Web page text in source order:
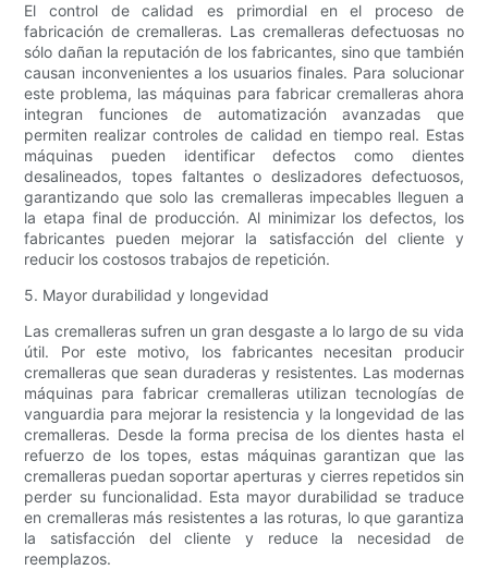
El control de calidad es primordial en el proceso de
fabricación de cremalleras. Las cremalleras defectuosas no
sólo dañan la reputación de los fabricantes, sino que también
causan inconvenientes a los usuarios finales. Para solucionar
este problema, las máquinas para fabricar cremalleras ahora
integran funciones de automatización avanzadas que
permiten realizar controles de calidad en tiempo real. Estas
máquinas pueden identificar defectos como dientes
desalineados, topes faltantes o deslizadores defectuosos,
garantizando que solo las cremalleras impecables lleguen a
la etapa final de producción. Al minimizar los defectos, los
fabricantes pueden mejorar la satisfacción del cliente y
reducir los costosos trabajos de repetición.
5. Mayor durabilidad y longevidad
Las cremalleras sufren un gran desgaste a lo largo de su vida
útil. Por este motivo, los fabricantes necesitan producir
cremalleras que sean duraderas y resistentes. Las modernas
máquinas para fabricar cremalleras utilizan tecnologías de
vanguardia para mejorar la resistencia y la longevidad de las
cremalleras. Desde la forma precisa de los dientes hasta el
refuerzo de los topes, estas máquinas garantizan que las
cremalleras puedan soportar aperturas y cierres repetidos sin
perder su funcionalidad. Esta mayor durabilidad se traduce
en cremalleras más resistentes a las roturas, lo que garantiza
la satisfacción del cliente y reduce la necesidad de
reemplazos.